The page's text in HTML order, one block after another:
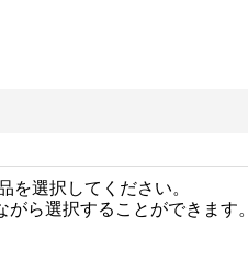
を選択してください。
ら選択することができます。